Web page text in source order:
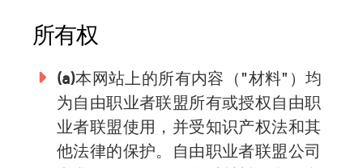
所有权
(a)本网站上的所有内容（"材料"）均
为自由职业者联盟所有或授权自由职
业者联盟使用，并受知识产权法和其
他法律的保护。自由职业者联盟公司